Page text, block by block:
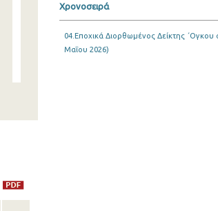
Χρονοσειρά
04.Εποχικά Διορθωμένος Δείκτης ΄Ογκου
Μαΐου 2026)